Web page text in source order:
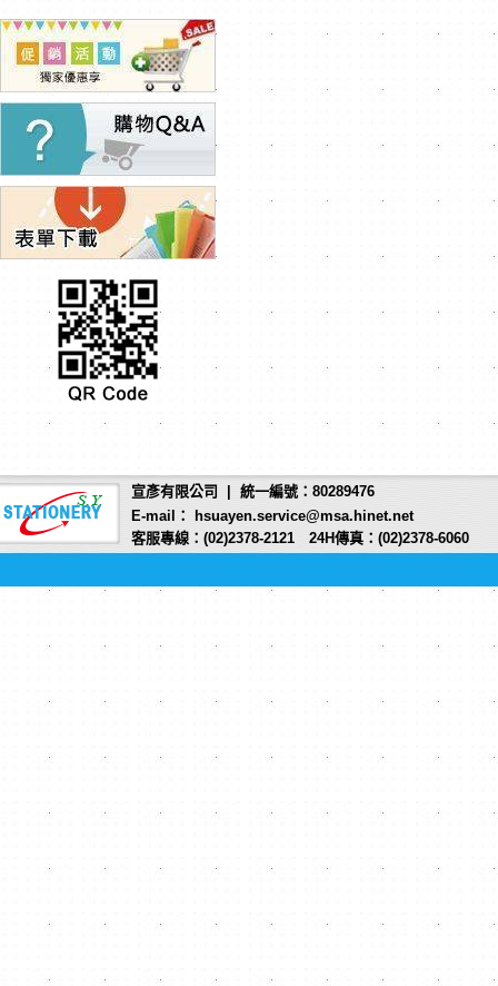
宣彥有限公司 | 統一編號：80289476
E-mail： hsuayen.service@msa.hinet.net
客服專線：(02)2378-2121 24H傳真：(02)2378-6060